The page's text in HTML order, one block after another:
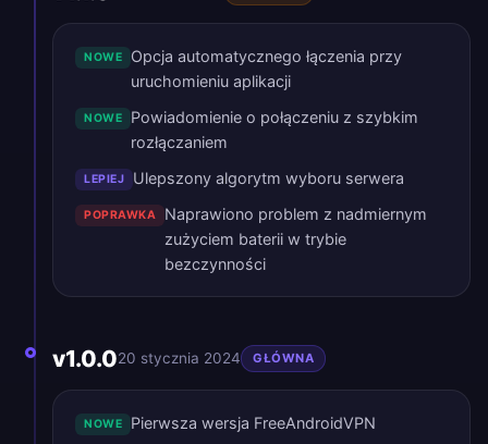
NOWE
Opcja automatycznego łączenia przy
uruchomieniu aplikacji
NOWE
Powiadomienie o połączeniu z szybkim
rozłączaniem
LEPIEJ Ulepszony algorytm wyboru serwera
POPRAWKA
Naprawiono problem z nadmiernym
zużyciem baterii w trybie
bezczynności
v1.0.020 stycznia 2024 GŁÓWNA
NOWE Pierwsza wersja FreeAndroidVPN